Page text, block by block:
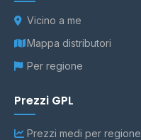
Vicino a me
Mappa distributori
Per regione
Prezzi GPL
Prezzi medi per regione